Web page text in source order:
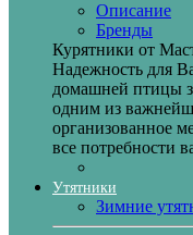
Описание
Бренды
Курятники от
Надежность для
домашней птицы
одним из
организованное
все потребности
Утятники
Зимние